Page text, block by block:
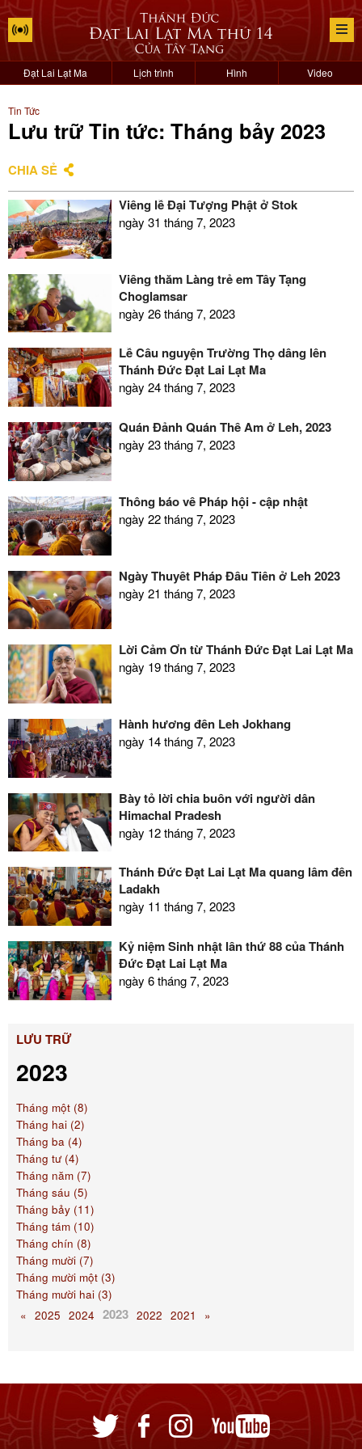
Đạt Lai Lạt Ma Lịch trình Hình Video
Tin Tức
Lưu trữ Tin tức: Tháng bảy 2023
CHIA SẺ
Viếng lễ Đại Tượng Phật ở Stok
ngày 31 tháng 7, 2023
Viếng thăm Làng trẻ em Tây Tạng
Choglamsar
ngày 26 tháng 7, 2023
Lễ Cầu nguyện Trường Thọ dâng lên
Thánh Đức Đạt Lai Lạt Ma
ngày 24 tháng 7, 2023
Quán Đảnh Quán Thế Âm ở Leh, 2023
ngày 23 tháng 7, 2023
Thông báo về Pháp hội - cập nhật
ngày 22 tháng 7, 2023
Ngày Thuyết Pháp Đầu Tiên ở Leh 2023
ngày 21 tháng 7, 2023
Lời Cảm Ơn từ Thánh Đức Đạt Lai Lạt Ma
ngày 19 tháng 7, 2023
Hành hương đến Leh Jokhang
ngày 14 tháng 7, 2023
Bày tỏ lời chia buồn với người dân
Himachal Pradesh
ngày 12 tháng 7, 2023
Thánh Đức Đạt Lai Lạt Ma quang lâm đến
Ladakh
ngày 11 tháng 7, 2023
Kỷ niệm Sinh nhật lần thứ 88 của Thánh
Đức Đạt Lai Lạt Ma
ngày 6 tháng 7, 2023
LƯU TRỮ
2023
Tháng một (8)
Tháng hai (2)
Tháng ba (4)
Tháng tư (4)
Tháng năm (7)
Tháng sáu (5)
Tháng bảy (11)
Tháng tám (10)
Tháng chín (8)
Tháng mười (7)
Tháng mười một (3)
Tháng mười hai (3)
« 2025 2024 2023 2022 2021 »